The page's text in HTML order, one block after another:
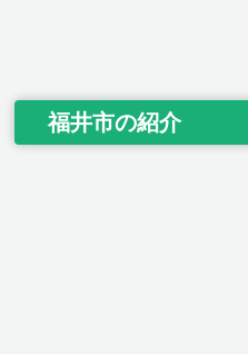
福井市の紹介